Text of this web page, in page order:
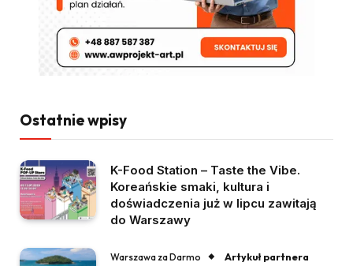
Ostatnie wpisy
K-Food Station – Taste the Vibe.
Koreańskie smaki, kultura i
doświadczenia już w lipcu zawitają
do Warszawy
Warszawa za Darmo Artykuł partnera